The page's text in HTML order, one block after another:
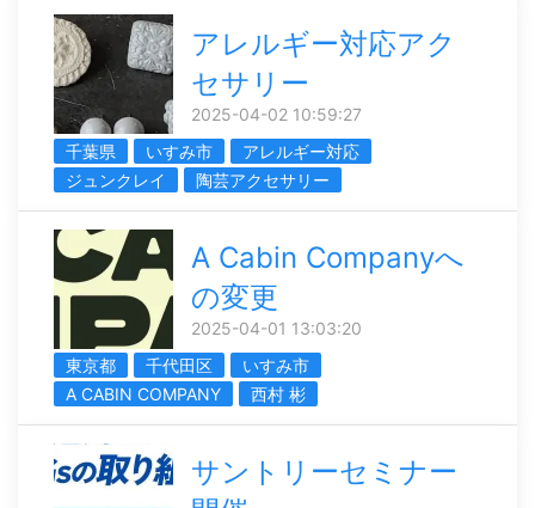
アレルギー対応アク
セサリー
2025-04-02 10:59:27
千葉県
いすみ市
アレルギー対応
ジュンクレイ
陶芸アクセサリー
A Cabin Companyへ
の変更
2025-04-01 13:03:20
東京都
千代田区
いすみ市
A CABIN COMPANY
西村 彬
サントリーセミナー